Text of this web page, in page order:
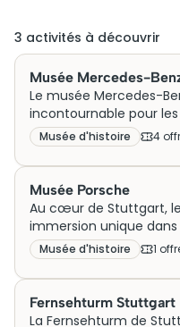
3 activités à découvrir
Musée Mercedes-
Le musée Mercedes-
incontournable pour les
célèbre l’histoire du
avec une collection
d’expositions.
semblable à une
du monde entier.
préservation du
aujourd’hui une
Pensez à réserver vos
enrichissante.
Musée d'histoire 4
Musée Porsche
Au cœur de Stuttgart,
immersion unique dans
Édifice moderne aux
hommage à
conçu pour célébrer
désormais
voitures. Avant votre
Musée d'histoire 1
Fernsehturm Stuttgart
La Fernsehturm de